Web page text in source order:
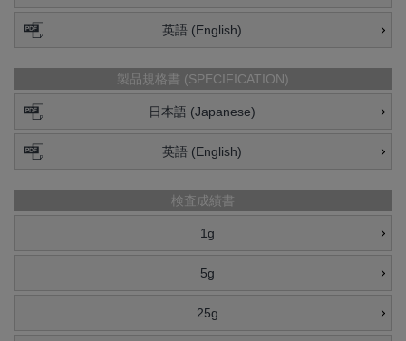
英語 (English)
製品規格書 (SPECIFICATION)
日本語 (Japanese)
英語 (English)
検査成績書
1g
5g
25g